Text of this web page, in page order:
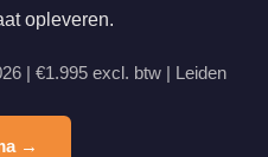
opleveren.
| €1.995 excl. btw | Leiden
→